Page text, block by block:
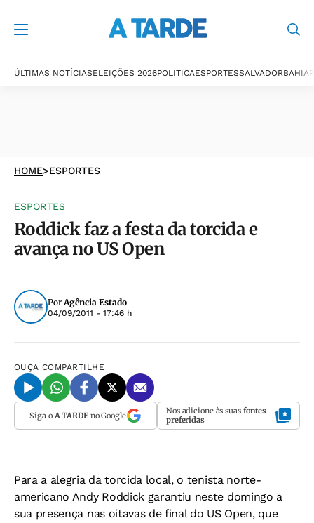
ÚLTIMAS NOTÍCIASELEIÇÕES 2026POLÍTICAESPORTESSALVADORBAHIA
HOME>ESPORTES
ESPORTES
Roddick faz a festa da torcida e
avança no US Open
PorAgência Estado
04/09/2011 - 17:46 h
OUÇA COMPARTILHE
Siga o A TARDEno Google Nos adicione às suas fontes
preferidas
Para a alegria da torcida local, o tenista norte-
americano Andy Roddick garantiu neste domingo a
sua presença nas oitavas de final do US Open, que